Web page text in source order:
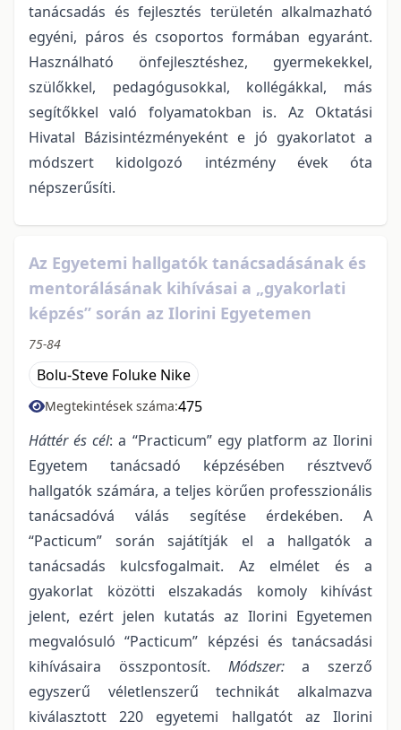
tanácsadás és fejlesztés területén alkalmazható
egyéni, páros és csoportos formában egyaránt.
Használható önfejlesztéshez, gyermekekkel,
szülőkkel, pedagógusokkal, kollégákkal, más
segítőkkel való folyamatokban is. Az Oktatási
Hivatal Bázisintézményeként e jó gyakorlatot a
módszert kidolgozó intézmény évek óta
népszerűsíti.
Az Egyetemi hallgatók tanácsadásának és
mentorálásának kihívásai a „gyakorlati
képzés” során az Ilorini Egyetemen
75-84
Bolu-Steve Foluke Nike
Megtekintések száma:475
Háttér és cél: a “Practicum” egy platform az Ilorini
Egyetem tanácsadó képzésében résztvevő
hallgatók számára, a teljes körűen professzionális
tanácsadóvá válás segítése érdekében. A
“Pacticum” során sajátítják el a hallgatók a
tanácsadás kulcsfogalmait. Az elmélet és a
gyakorlat közötti elszakadás komoly kihívást
jelent, ezért jelen kutatás az Ilorini Egyetemen
megvalósuló “Pacticum” képzési és tanácsadási
kihívásaira összpontosít. Módszer:a szerző
egyszerű véletlenszerű technikát alkalmazva
kiválasztott 220 egyetemi hallgatót az Ilorini